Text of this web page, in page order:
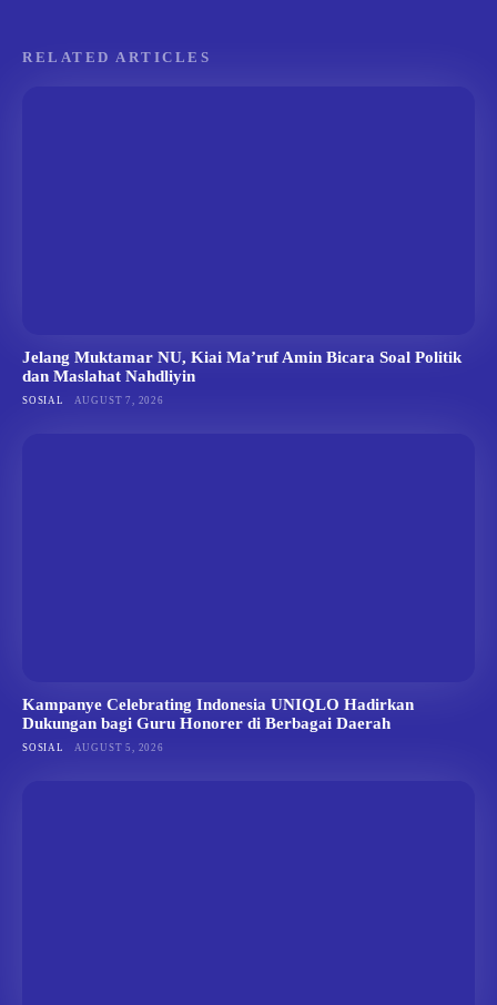
RELATED ARTICLES
Jelang Muktamar NU, Kiai Ma’ruf Amin Bicara Soal Politik
dan Maslahat Nahdliyin
SOSIAL AUGUST 7, 2026
Kampanye Celebrating Indonesia UNIQLO Hadirkan
Dukungan bagi Guru Honorer di Berbagai Daerah
SOSIAL AUGUST 5, 2026